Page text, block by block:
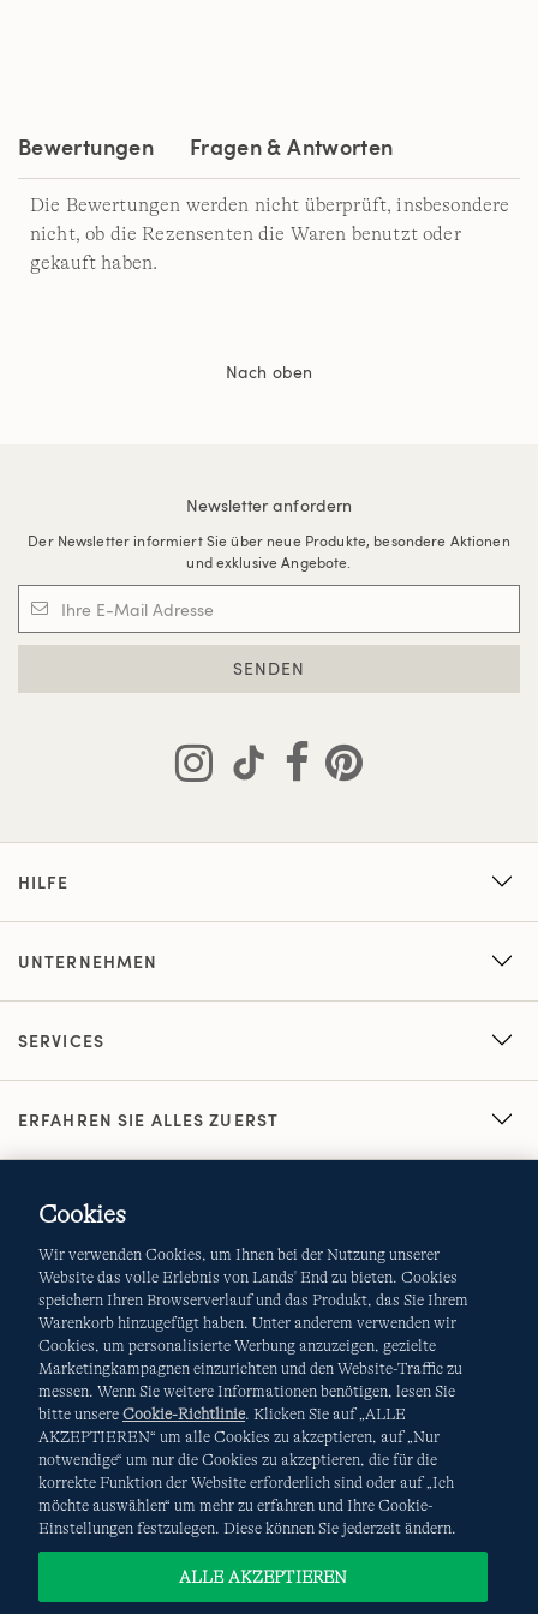
Bewertungen Fragen & Antworten
Die Bewertungen werden nicht überprüft, insbesondere
nicht, ob die Rezensenten die Waren benutzt oder
gekauft haben.
Nach oben
Newsletter anfordern
Der Newsletter informiert Sie über neue Produkte, besondere Aktionen
und exklusive Angebote.
SENDEN
HILFE
UNTERNEHMEN
SERVICES
ERFAHREN SIE ALLES ZUERST
AGB Datenschutz & Sicherheit
Cookies-Ich möchte auswählen Site Map
Internationale Websites
Diese Website ist durch reCAPTCHA geschützt. Es gelten die
DatenschutzerklärungundNutzungsbedingungen
Google.
Cookies
Wir verwenden Cookies, um Ihnen bei der Nutzung unserer
Website das volle Erlebnis von Lands' End zu bieten. Cookies
speichern Ihren Browserverlauf und das Produkt, das Sie Ihrem
Warenkorb hinzugefügt haben. Unter anderem verwenden wir
Cookies, um personalisierte Werbung anzuzeigen, gezielte
Marketingkampagnen einzurichten und den Website-Traffic zu
messen. Wenn Sie weitere Informationen benötigen, lesen Sie
bitte unsere Cookie-Richtlinie. Klicken Sie auf „ALLE
AKZEPTIEREN“ um alle Cookies zu akzeptieren, auf „Nur
notwendige“ um nur die Cookies zu akzeptieren, die für die
korrekte Funktion der Website erforderlich sind oder auf „Ich
möchte auswählen“ um mehr zu erfahren und Ihre Cookie-
Einstellungen festzulegen. Diese können Sie jederzeit ändern.
ALLE AKZEPTIEREN